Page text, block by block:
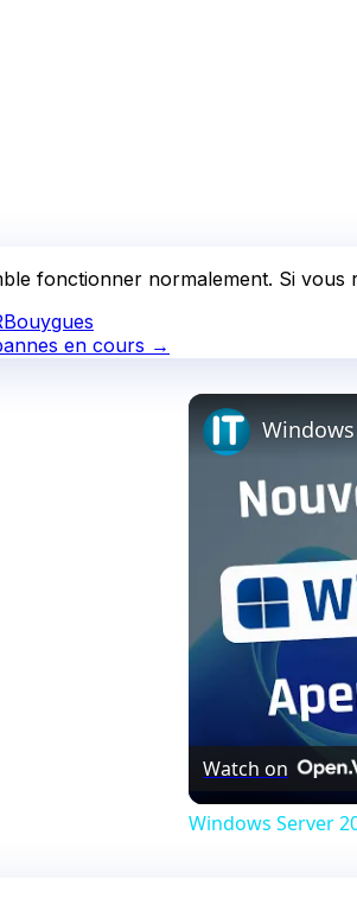
fonctionner normalement. Si vous
Bouygues
en cours →
Watch on
Windows Server